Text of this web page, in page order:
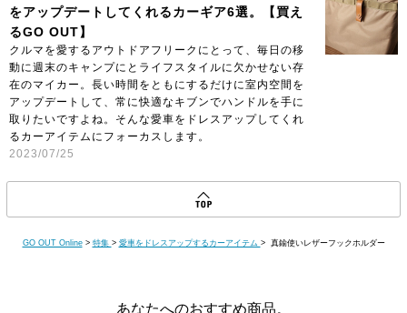
をアップデートしてくれるカーギア6選。【買え
るGO OUT】
クルマを愛するアウトドアフリークにとって、毎日の移
動に週末のキャンプにとライフスタイルに欠かせない存
在のマイカー。長い時間をともにするだけに室内空間を
アップデートして、常に快適なキブンでハンドルを手に
取りたいですよね。そんな愛車をドレスアップしてくれ
るカーアイテムにフォーカスします。
2023/07/25
GO OUT Online > 特集 > 愛車をドレスアップするカーアイテム > 真鍮使いレザーフックホルダー
あなたへのおすすめ商品。